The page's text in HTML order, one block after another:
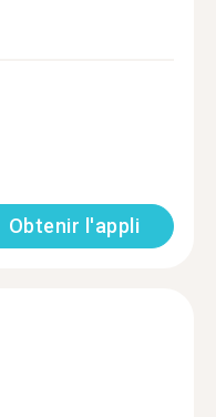
Obtenir l'appli